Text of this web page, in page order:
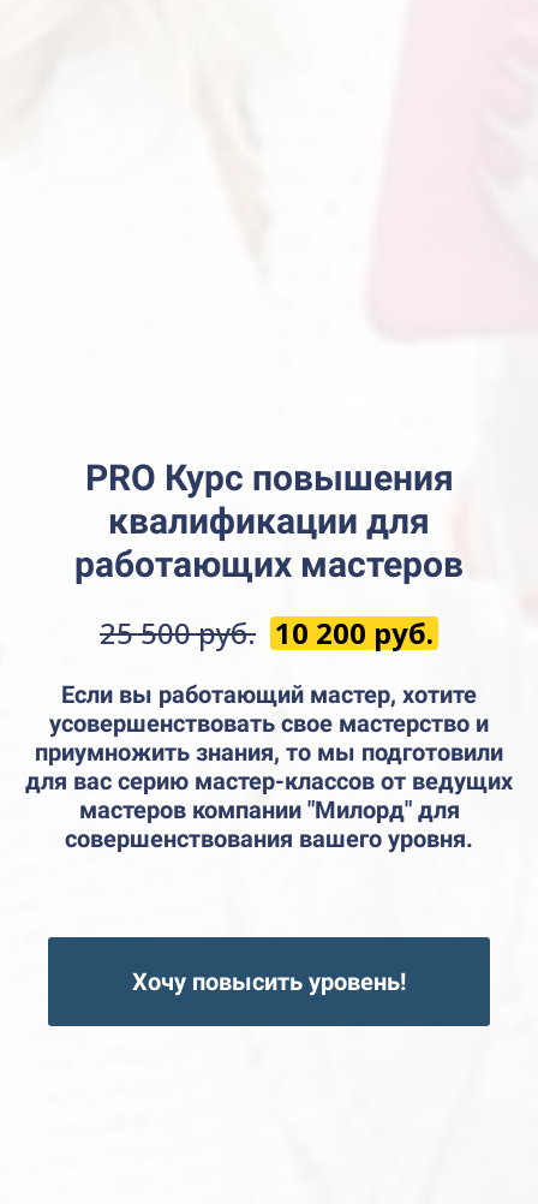
PRO Курс повышения
квалификации для
работающих мастеров
25 500 руб. 10 200 руб.
Если вы работающий мастер, хотите
усовершенствовать свое мастерство и
приумножить знания, то мы подготовили
для вас серию мастер-классов от ведущих
мастеров компании "Милорд" для
совершенствования вашего уровня.
Хочу повысить уровень!